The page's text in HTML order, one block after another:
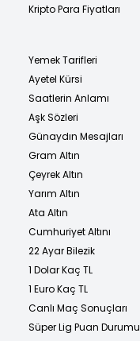
Kripto Para Fiyatları
Yemek Tarifleri
Ayetel Kürsi
Saatlerin Anlamı
Aşk Sözleri
Günaydın Mesajları
Gram Altın
Çeyrek Altın
Yarım Altın
Ata Altın
Cumhuriyet Altını
22 Ayar Bilezik
1 Dolar Kaç TL
1 Euro Kaç TL
Canlı Maç Sonuçları
Süper Lig Puan Durumu